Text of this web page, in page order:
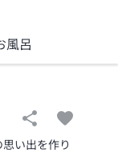
風呂
い出を作り